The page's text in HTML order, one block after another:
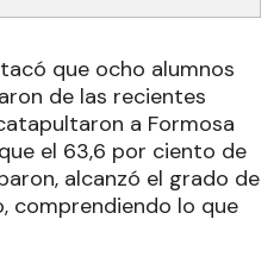
que ocho alumnos
de las recientes
a Formosa
el 63,6 por ciento de
alcanzó el grado de
comprendiendo lo que